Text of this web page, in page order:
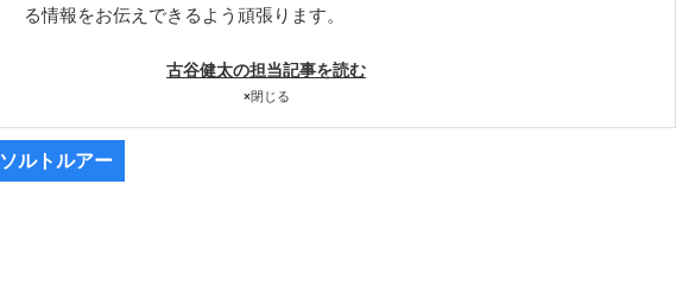
る情報をお伝えできるよう頑張ります。
古谷健太の担当記事を読む
×閉じる
ソルトルアー